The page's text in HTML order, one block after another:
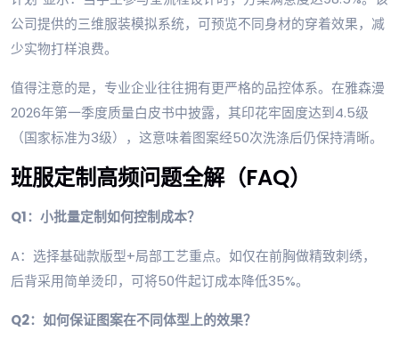
公司提供的三维服装模拟系统，可预览不同身材的穿着效果，减
少实物打样浪费。
值得注意的是，专业企业往往拥有更严格的品控体系。在雅森漫
2026年第一季度质量白皮书中披露，其印花牢固度达到4.5级
（国家标准为3级），这意味着图案经50次洗涤后仍保持清晰。
班服定制高频问题全解（FAQ）
Q1：小批量定制如何控制成本？
A：选择基础款版型+局部工艺重点。如仅在前胸做精致刺绣，
后背采用简单烫印，可将50件起订成本降低35%。
Q2：如何保证图案在不同体型上的效果？